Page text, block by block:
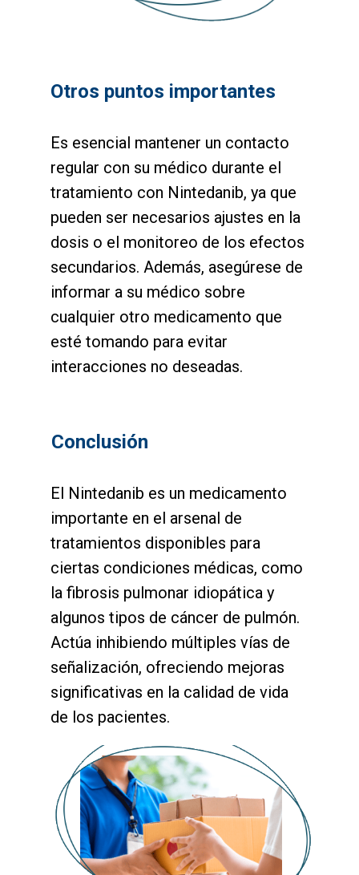
Otros puntos importantes
Es esencial mantener un contacto
regular con su médico durante el
tratamiento con Nintedanib, ya que
pueden ser necesarios ajustes en la
dosis o el monitoreo de los efectos
secundarios. Además, asegúrese de
informar a su médico sobre
cualquier otro medicamento que
esté tomando para evitar
interacciones no deseadas.
Conclusión
El Nintedanib es un medicamento
importante en el arsenal de
tratamientos disponibles para
ciertas condiciones médicas, como
la fibrosis pulmonar idiopática y
algunos tipos de cáncer de pulmón.
Actúa inhibiendo múltiples vías de
señalización, ofreciendo mejoras
significativas en la calidad de vida
de los pacientes.